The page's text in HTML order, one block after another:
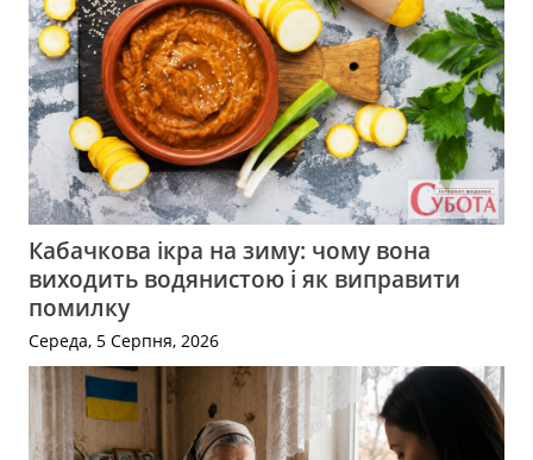
Кабачкова ікра на зиму: чому вона
виходить водянистою і як виправити
помилку
Середа, 5 Серпня, 2026